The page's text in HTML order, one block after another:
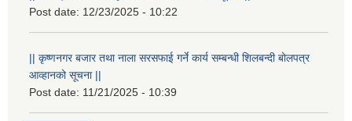
Post date: 12/23/2025 - 10:22
|| कृष्णनगर बजार तथा नाला सरसफाई गर्ने कार्य सम्बन्धी शिलबन्दी बोलपत्र
आव्हानको सूचना ||
Post date: 11/21/2025 - 10:39